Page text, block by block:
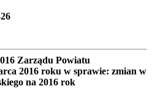
Zarządu Powiatu
2016 roku w sprawie: zmian w
na 2016 rok